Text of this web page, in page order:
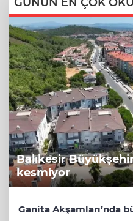
Balıkesir
kesmiyor
Ganita Akşamları’nda